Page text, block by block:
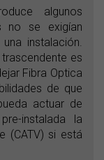
algunos
no se exigían
instalación.
es
Fibra Optica
de que
actuar de
instalada la
(CATV) si está